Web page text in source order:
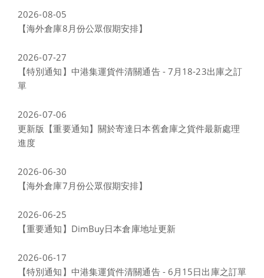
2026-08-05
【海外倉庫8月份公眾假期安排】
2026-07-27
【特別通知】中港集運貨件清關通告 - 7月18-23出庫之訂
單
2026-07-06
更新版【重要通知】關於寄達日本舊倉庫之貨件最新處理
進度
2026-06-30
【海外倉庫7月份公眾假期安排】
2026-06-25
【重要通知】DimBuy日本倉庫地址更新
2026-06-17
【特別通知】中港集運貨件清關通告 - 6月15日出庫之訂單